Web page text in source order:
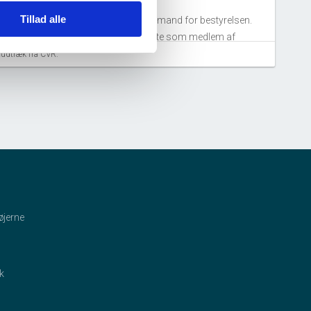
Tillad alle
Jonas Broholmtiltrådte som næstformand for bestyrelsen.
Gitz Frydenlund Hansentiltrådte som medlem af
Peter Sindalsgaard Jensen
Broholm
fra CVR.